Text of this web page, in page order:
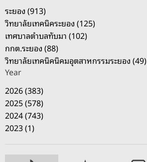
ระยอง (913)
วิทยาลัยเทคนิคระยอง (125)
เทศบาลตำบลทับมา (102)
กกต.ระยอง (88)
วิทยาลัยเทคนิคนิคมอุตสาหกรรมระยอง (49)
Year
2026 (383)
2025 (578)
2024 (743)
2023 (1)